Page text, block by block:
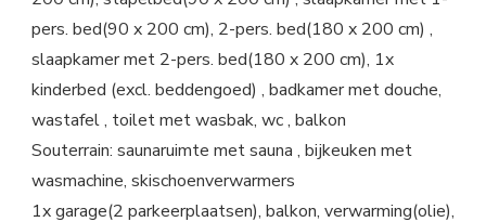
pers. bed(90 x 200 cm), 2-pers. bed(180 x 200 cm) ,
slaapkamer met 2-pers. bed(180 x 200 cm), 1x
kinderbed (excl. beddengoed) , badkamer met douche,
wastafel , toilet met wasbak, wc , balkon
Souterrain: saunaruimte met sauna , bijkeuken met
wasmachine, skischoenverwarmers
1x garage(2 parkeerplaatsen), balkon, verwarming(olie),